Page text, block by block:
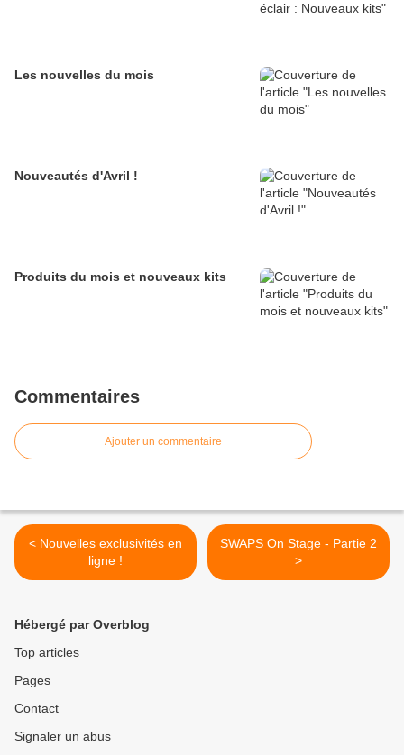
Les nouvelles du mois
Nouveautés d'Avril !
Produits du mois et nouveaux kits
Commentaires
Ajouter un commentaire
< Nouvelles exclusivités en
ligne !
SWAPS On Stage - Partie 2
>
Hébergé par Overblog
Top articles
Pages
Contact
Signaler un abus